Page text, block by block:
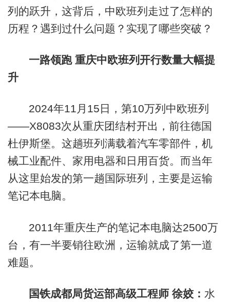
列的跃升，这背后，中欧班列走过了怎样的
历程？遇到过什么问题？实现了哪些突破？
一路领跑 重庆中欧班列开行数量大幅提
升
2024年11月15日，第10万列中欧班列
——X8083次从重庆团结村开出，前往德国
杜伊斯堡。这趟班列满载着汽车零部件，机
械工业配件、家用电器和日用百货。而当年
从这里始发的第一趟国际班列，主要是运输
笔记本电脑。
2011年重庆生产的笔记本电脑达2500万
台，有一半要销往欧洲，运输就成了第一道
难题。
国铁成都局货运部高级工程师 徐姣： 水